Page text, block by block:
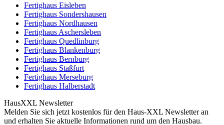
Fertighaus Eisleben
Fertighaus Sondershausen
Fertighaus Nordhausen
Fertighaus Aschersleben
Fertighaus Quedlinburg
Fertighaus Blankenburg
Fertighaus Bernburg
Fertighaus Staßfurt
Fertighaus Merseburg
Fertighaus Halberstadt
HausXXL Newsletter
Melden Sie sich jetzt kostenlos für den Haus-XXL Newsletter an
und erhalten Sie aktuelle Informationen rund um den Hausbau.